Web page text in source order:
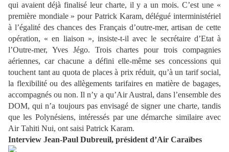
qui avaient déjà finalisé leur charte, il y a un mois. C’est une «
première mondiale » pour Patrick Karam, délégué interministériel
à l’égalité des chances des Français d’outre-mer, artisan de cette
opération, « en liaison », insiste-t-il avec le secrétaire d’Etat à
l’Outre-mer, Yves Jégo. Trois chartes pour trois compagnies
aériennes, car chacune a défini elle-même ses concessions qui
touchent tant au quota de places à prix réduit, qu’à un tarif social,
la flexibilité ou des allègements tarifaires en matière de bagages,
accompagnés ou non. Il n’y a qu’Air Austral, dans l’ensemble des
DOM, qui n’a toujours pas envisagé de signer une charte, tandis
que les Polynésiens, intéressés par une démarche similaire avec
Air Tahiti Nui, ont saisi Patrick Karam.
Interview Jean-Paul Dubreuil, président d’Air Caraïbes